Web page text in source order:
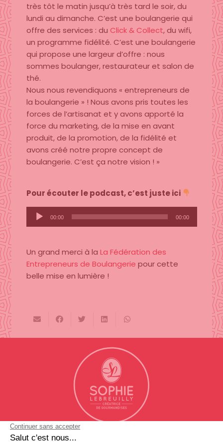
très tôt le matin jusqu’à très tard le soir, du
lundi au dimanche. C’est une boulangerie qui
offre des services : du Click & Collect, du wifi,
un programme fidélité. C’est une boulangerie
qui propose une largeur d’offre : nous
sommes boulanger, restaurateur et salon de
thé.
Nous nous revendiquons « entrepreneurs de
la boulangerie » ! Nous avons pris toutes les
forces de l’artisanat et y avons apporté la
force du marketing, de la mise en avant
produit, de la promotion, de la fidélité et
avons créé notre propre concept de
boulangerie. C’est ça notre vision ! »
Pour écouter le podcast, c’est juste ici
Lecteur
audio
00:00 00:00
Un grand merci à la La Fédération des
Entrepreneurs de Boulangerie pour cette
belle mise en lumière !